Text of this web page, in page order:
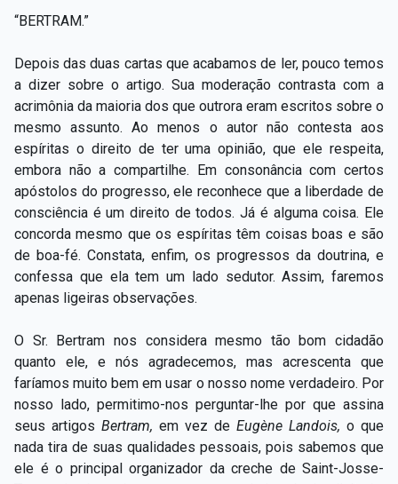
“BERTRAM.”
Depois das duas cartas que acabamos de ler, pouco temos
a dizer sobre o artigo. Sua moderação contrasta com a
acrimônia da maioria dos que outrora eram escritos sobre o
mesmo assunto. Ao menos o autor não contesta aos
espíritas o direito de ter uma opinião, que ele respeita,
embora não a compartilhe. Em consonância com certos
apóstolos do progresso, ele reconhece que a liberdade de
consciência é um direito de todos. Já é alguma coisa. Ele
concorda mesmo que os espíritas têm coisas boas e são
de boa-fé. Constata, enfim, os progressos da doutrina, e
confessa que ela tem um lado sedutor. Assim, faremos
apenas ligeiras observações.
O Sr. Bertram nos considera mesmo tão bom cidadão
quanto ele, e nós agradecemos, mas acrescenta que
faríamos muito bem em usar o nosso nome verdadeiro. Por
nosso lado, permitimo-nos perguntar-lhe por que assina
seus artigos Bertram, em vez de Eugène Landois, o que
nada tira de suas qualidades pessoais, pois sabemos que
ele é o principal organizador da creche de Saint-Josse-